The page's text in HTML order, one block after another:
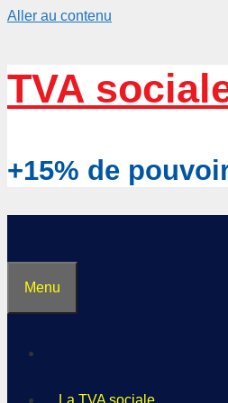
Aller au contenu
TVA
+15% de
Menu
La TVA sociale